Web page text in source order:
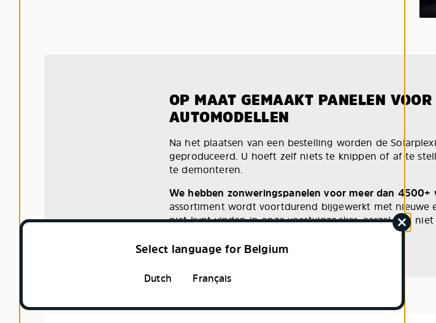
Select language for Belgium
Dutch Français
OP MAAT GEMAAKT PANELEN
AUTOMODELLEN
Na het plaatsen van een bestelling worden de
geproduceerd. U hoeft zelf niets te knippen of af te
te demonteren.
We hebben zonweringspanelen voor meer dan 4500+
assortiment wordt voortdurend bijgewerkt met nieuwe
niet kunt vinden in onze voertuigzoeker, aarzel dan